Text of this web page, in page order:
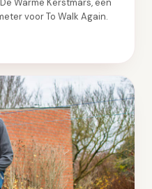
voor To Walk Again.